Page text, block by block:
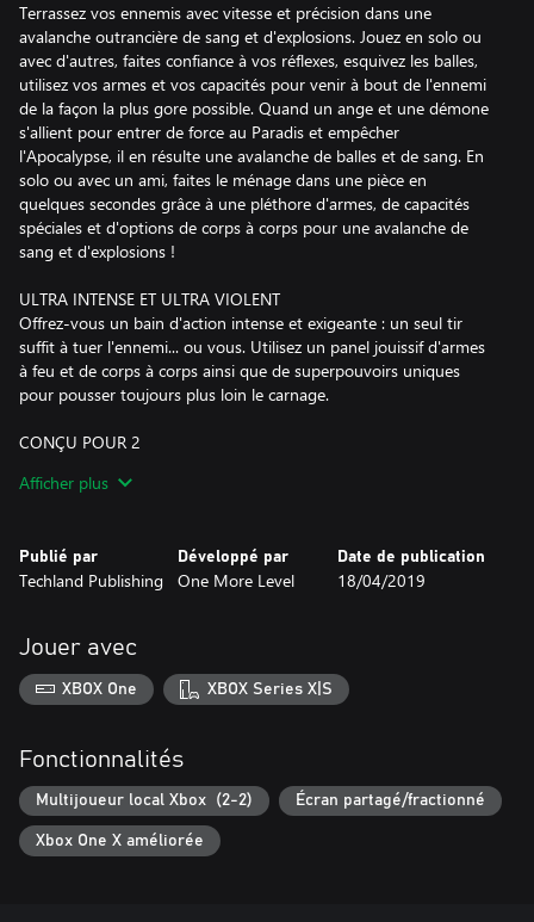
Terrassez vos ennemis avec vitesse et précision dans une
avalanche outrancière de sang et d'explosions. Jouez en solo ou
avec d'autres, faites confiance à vos réflexes, esquivez les balles,
utilisez vos armes et vos capacités pour venir à bout de l'ennemi
de la façon la plus gore possible. Quand un ange et une démone
s'allient pour entrer de force au Paradis et empêcher
l'Apocalypse, il en résulte une avalanche de balles et de sang. En
solo ou avec un ami, faites le ménage dans une pièce en
quelques secondes grâce à une pléthore d'armes, de capacités
spéciales et d'options de corps à corps pour une avalanche de
sang et d'explosions !
ULTRA INTENSE ET ULTRA VIOLENT
Offrez-vous un bain d'action intense et exigeante : un seul tir
suffit à tuer l'ennemi... ou vous. Utilisez un panel jouissif d'armes
à feu et de corps à corps ainsi que de superpouvoirs uniques
pour pousser toujours plus loin le carnage.
CONÇU POUR 2
longue et jouissive. Maîtrisez les points forts de vos personnages
DES ENNEMIS DÉMENTIELS ET DES BOSS MÉMORABLES
guerriers angéliques et même zombies vaudous. Rencontrez de
près les inoubliables Cavaliers de l'Apocalypse et mesurez-vous
ensemble à leurs pouvoirs uniques.
Afficher plus
Publié par
Techland Publishing
Développé par
One More Level
Date de publication
18/04/2019
Jouer avec
XBOX One XBOX Series X|S
Fonctionnalités
Multijoueur local Xbox (2-2) Écran partagé/fractionné
Xbox One X améliorée